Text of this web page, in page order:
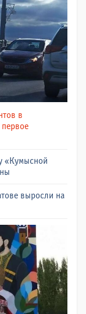
в
первое
«Кумысной
выросли на